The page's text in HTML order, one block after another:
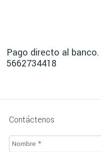
Pago directo al
5662734418
Contáctenos